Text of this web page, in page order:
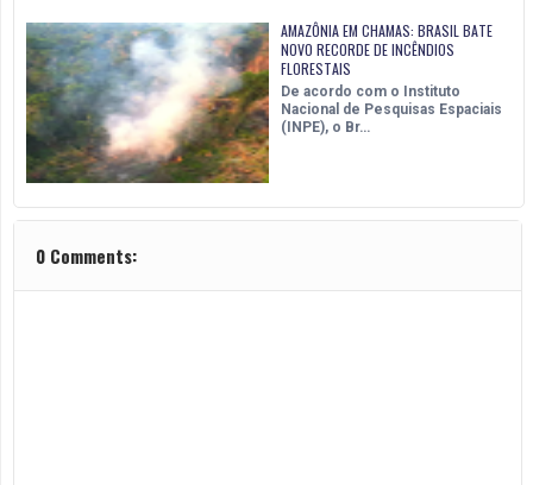
AMAZÔNIA EM CHAMAS: BRASIL BATE
NOVO RECORDE DE INCÊNDIOS
FLORESTAIS
De acordo com o Instituto
Nacional de Pesquisas Espaciais
(INPE), o Br…
0 Comments: